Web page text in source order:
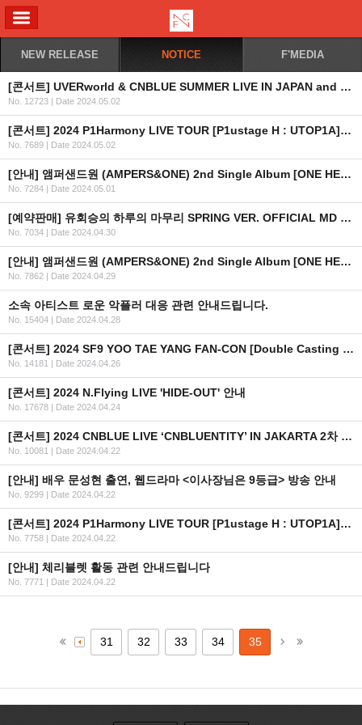
NEW RELEASE NOTICE F'MEDIA
[콘서트] UVERworld & CNBLUE SUMMER LIVE IN JAPAN and KOREA UNLIMITED CHALLENGE 안내
No. 12723 | Date 2024.05.02
[콘서트] 2024 P1Harmony LIVE TOUR [P1ustage H : UTOP1A] IN SEOUL OFFICIAL MD 온라인 판매 안내
No. 7689 | Date 2024.05.02
[안내] 앰퍼샌드원 (AMPERS&ONE) 2nd Single Album [ONE HEARTED] 발매 기념 사인회 in JAPAN 안내
No. 7284 | Date 2024.05.01
[예약판매] 유회승의 하루의 마무리 SPRING VER. OFFICIAL MD 예약판매 안내
No. 7034 | Date 2024.04.30
[안내] 앰퍼샌드원 (AMPERS&ONE) 2nd Single Album [ONE HEARTED] 발매 기념 이벤트 in JAPAN 개최 안내
No. 7862 | Date 2024.04.29
소속 아티스트 로운 악플러 대응 관련 안내드립니다.
No. 15404 | Date 2024.04.28
[콘서트] 2024 SF9 YOO TAE YANG FAN-CON [Double Casting : No. YTY] 안내
No. 14181 | Date 2024.04.26
[콘서트] 2024 N.Flying LIVE 'HIDE-OUT' 안내
No. 17678 | Date 2024.04.24
[콘서트] 2024 CNBLUE LIVE ‘CNBLUENTITY’ IN JAKARTA 2차 안내
No. 10081 | Date 2024.04.22
[안내] 배우 문성현 출연, 웹드라마 <이사장님은 9등급> 방송 안내
No. 9299 | Date 2024.04.22
[콘서트] 2024 P1Harmony LIVE TOUR [P1ustage H : UTOP1A] IN SEOUL OFFICIAL MD 현장 판매 안내
No. 7758 | Date 2024.04.22
[안내] 체리블렛 활동 관련 안내드립니다
No. 7771 | Date 2024.04.22
31 32 33 34 35